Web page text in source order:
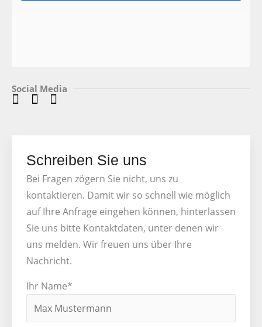
Social Media
Schreiben Sie uns
Bei Fragen zögern Sie nicht, uns zu
kontaktieren. Damit wir so schnell wie möglich
auf Ihre Anfrage eingehen können, hinterlassen
Sie uns bitte Kontaktdaten, unter denen wir
uns melden. Wir freuen uns über Ihre
Nachricht.
Ihr Name*